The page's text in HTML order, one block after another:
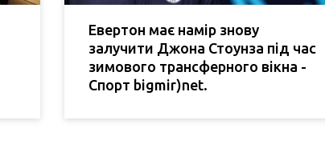
Евертон має намір знову
залучити Джона Стоунза під час
зимового трансферного вікна -
Спорт bigmir)net.